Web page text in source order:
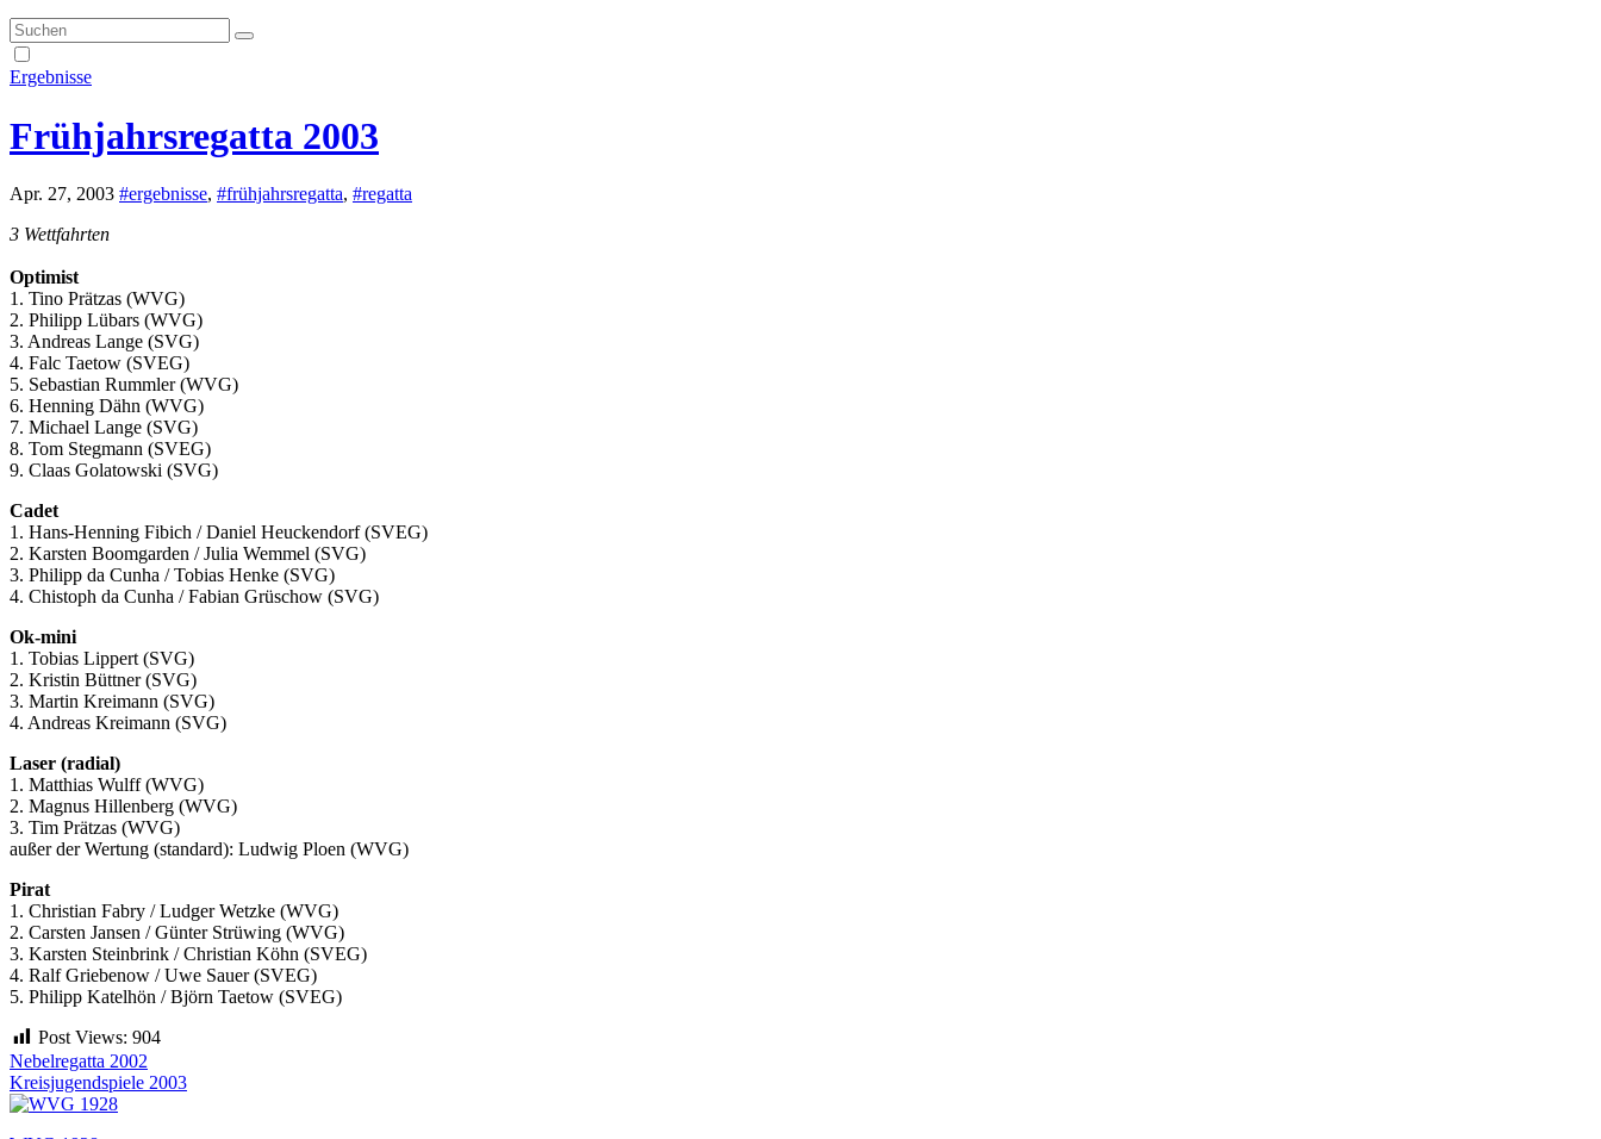
Ergebnisse
Frühjahrsregatta 2003
Apr. 27, 2003 #ergebnisse, #frühjahrsregatta, #regatta
3 Wettfahrten
Optimist
1. Tino Prätzas (WVG)
2. Philipp Lübars (WVG)
3. Andreas Lange (SVG)
4. Falc Taetow (SVEG)
5. Sebastian Rummler (WVG)
6. Henning Dähn (WVG)
7. Michael Lange (SVG)
8. Tom Stegmann (SVEG)
9. Claas Golatowski (SVG)
Cadet
1. Hans-Henning Fibich / Daniel Heuckendorf (SVEG)
2. Karsten Boomgarden / Julia Wemmel (SVG)
3. Philipp da Cunha / Tobias Henke (SVG)
4. Chistoph da Cunha / Fabian Grüschow (SVG)
Ok-mini
1. Tobias Lippert (SVG)
2. Kristin Büttner (SVG)
3. Martin Kreimann (SVG)
4. Andreas Kreimann (SVG)
Laser (radial)
1. Matthias Wulff (WVG)
2. Magnus Hillenberg (WVG)
3. Tim Prätzas (WVG)
außer der Wertung (standard): Ludwig Ploen (WVG)
Pirat
1. Christian Fabry / Ludger Wetzke (WVG)
2. Carsten Jansen / Günter Strüwing (WVG)
3. Karsten Steinbrink / Christian Köhn (SVEG)
4. Ralf Griebenow / Uwe Sauer (SVEG)
5. Philipp Katelhön / Björn Taetow (SVEG)
Post Views: 904
Beitragsnavigation
Nebelregatta 2002
Kreisjugendspiele 2003